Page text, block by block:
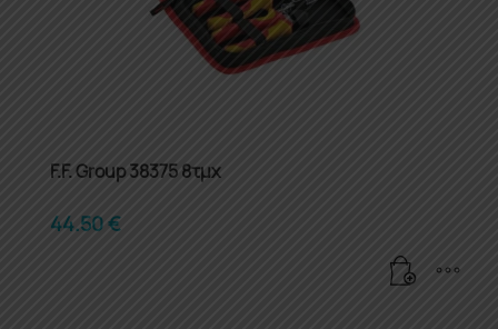
F.F. Group 38375 8τμχ
44.50€